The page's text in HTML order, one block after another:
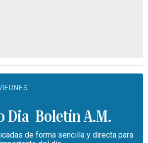
Boletín A.M.
de forma sencilla y directa para